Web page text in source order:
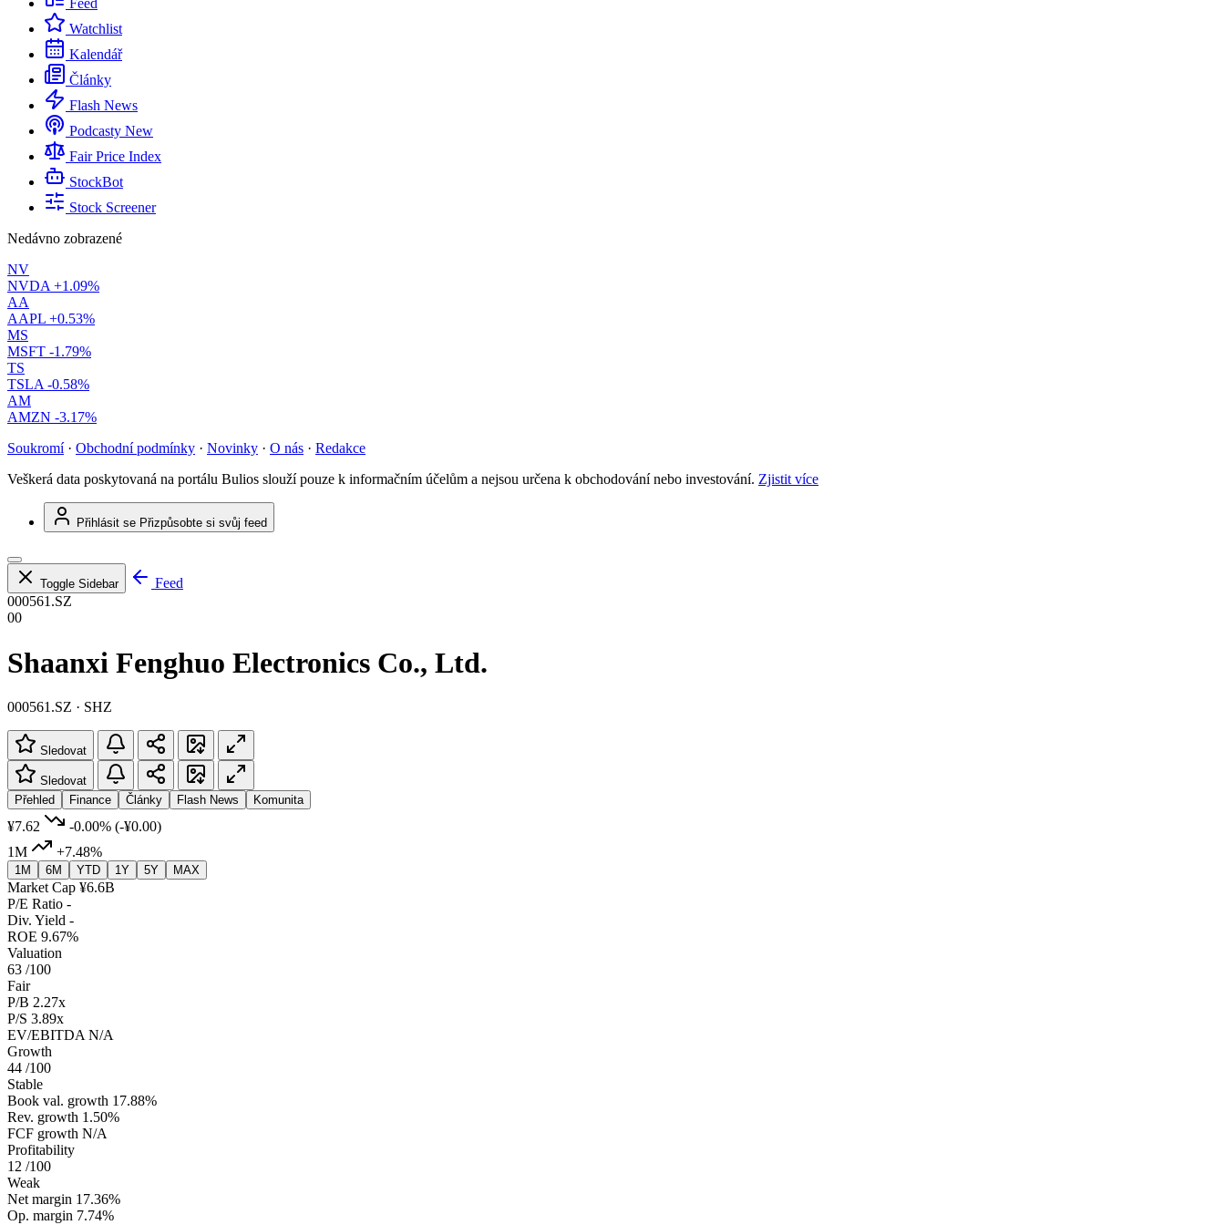
Feed
Watchlist
Kalendář
Články
Flash News
Podcasty New
Fair Price Index
StockBot
Stock Screener
Nedávno zobrazené
NV
NVDA +1.09%
AA
AAPL +0.53%
MS
MSFT -1.79%
TS
TSLA -0.58%
AM
AMZN -3.17%
Soukromí · Obchodní podmínky · Novinky · O nás · Redakce
Veškerá data poskytovaná na portálu Bulios slouží pouze k informačním účelům a nejsou určena k obchodování nebo investování. Zjistit více
Přihlásit se Přizpůsobte si svůj feed
Toggle Sidebar
Feed
000561.SZ
00
Shaanxi Fenghuo Electronics Co., Ltd.
000561.SZ · SHZ
Sledovat
Sledovat
Přehled
Finance Články Flash News Komunita
¥7.62 -0.00% (-¥0.00)
1M
+7.48%
1M 6M YTD 1Y 5Y MAX
Market Cap ¥6.6B
P/E Ratio -
Div. Yield -
ROE 9.67%
Valuation
63 /100
Fair
P/B 2.27x
P/S 3.89x
EV/EBITDA N/A
Growth
44 /100
Stable
Book val. growth 17.88%
Rev. growth 1.50%
FCF growth N/A
Profitability
12 /100
Weak
Net margin 17.36%
Op. margin 7.74%